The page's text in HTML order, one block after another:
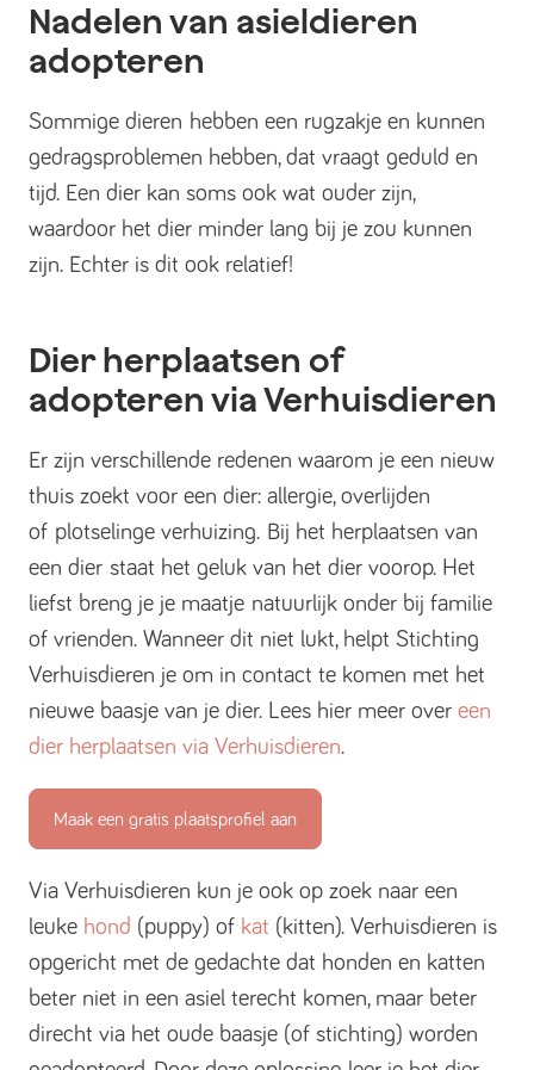
Nadelen van asieldieren
adopteren
Sommige dieren hebben een rugzakje en kunnen
gedragsproblemen hebben, dat vraagt geduld en
tijd. Een dier kan soms ook wat ouder zijn,
waardoor het dier minder lang bij je zou kunnen
zijn. Echter is dit ook relatief!
Dier herplaatsen of
adopteren via Verhuisdieren
Er zijn verschillende redenen waarom je een nieuw
thuis zoekt voor een dier: allergie, overlijden
of plotselinge verhuizing. Bij het herplaatsen van
een dier staat het geluk van het dier voorop. Het
liefst breng je je maatje natuurlijk onder bij familie
of vrienden. Wanneer dit niet lukt, helpt Stichting
Verhuisdieren je om in contact te komen met het
nieuwe baasje van je dier. Lees hier meer over een
dier herplaatsen via Verhuisdieren.
Maak een gratis plaatsprofiel aan
Via Verhuisdieren kun je ook op zoek naar een
leuke hond (puppy) of kat (kitten). Verhuisdieren is
opgericht met de gedachte dat honden en katten
beter niet in een asiel terecht komen, maar beter
direcht via het oude baasje (of stichting) worden